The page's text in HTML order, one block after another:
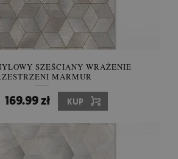
SZEŚCIANY WRAŻENIE
MARMUR
169.99 zł KUP